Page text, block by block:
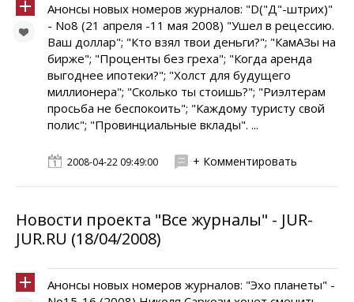
Анонсы новых номеров журналов: "D("Д"-штрих)"
- No8 (21 апреля -11 мая 2008) "Ушел в рецессию.
Ваш доллар"; "Кто взял твои деньги?"; "КамАЗы на
бирже"; "Проценты без греха"; "Когда аренда
выгоднее ипотеки?"; "Холст для будущего
миллионера"; "Сколько ты стоишь?"; "Риэлтерам
просьба не беспокоить"; "Каждому туристу свой
полис"; "Провинциальные вклады". ...
2008-04-22 09:49:00 + Комментировать
Новости проекта "Все журналы" - JUR-
JUR.RU (18/04/2008)
Анонсы новых номеров журналов: "Эхо планеты" -